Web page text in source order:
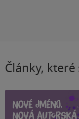
Články,